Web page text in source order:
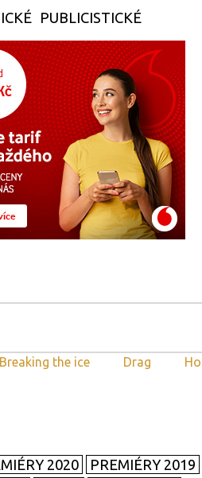
PUBLICISTICKÉ
Breaking the ice Drag
2020
PREMIÉRY 2019